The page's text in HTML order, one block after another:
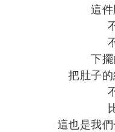
這
下
把肚子
這也是我